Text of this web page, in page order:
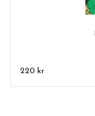
220 kr